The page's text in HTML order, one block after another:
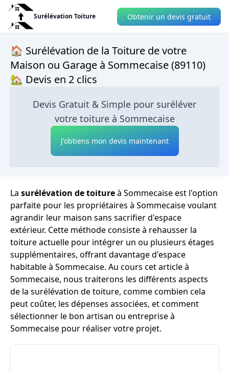
Surélévation Toiture Obtenir un devis gratuit
🏠 Surélévation de la Toiture de votre
Maison ou Garage à Sommecaise (89110)
🏡 Devis en 2 clics
Devis Gratuit & Simple pour suréléver
votre toiture à Sommecaise
J'obtiens mon devis maintenant
La surélévation de toitureà Sommecaise est l'option
parfaite pour les propriétaires à Sommecaise voulant
agrandir leur maison sans sacrifier d'espace
extérieur. Cette méthode consiste à rehausser la
toiture actuelle pour intégrer un ou plusieurs étages
supplémentaires, offrant davantage d'espace
habitable à Sommecaise. Au cours cet article à
Sommecaise, nous traiterons les différents aspects
de la surélévation de toiture, comme combien cela
peut coûter, les dépenses associées, et comment
sélectionner le bon artisan ou entreprise à
Sommecaise pour réaliser votre projet.